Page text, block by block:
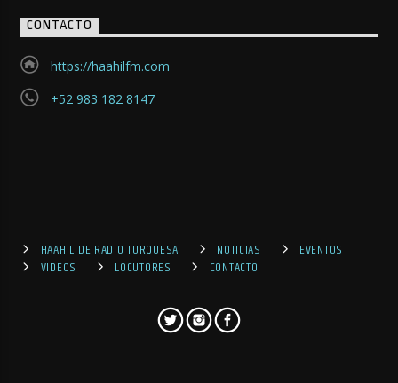
CONTACTO
https://haahilfm.com
+52 983 182 8147
HAAHIL DE RADIO TURQUESA NOTICIAS
EVENTOS
VIDEOS
LOCUTORES CONTACTO